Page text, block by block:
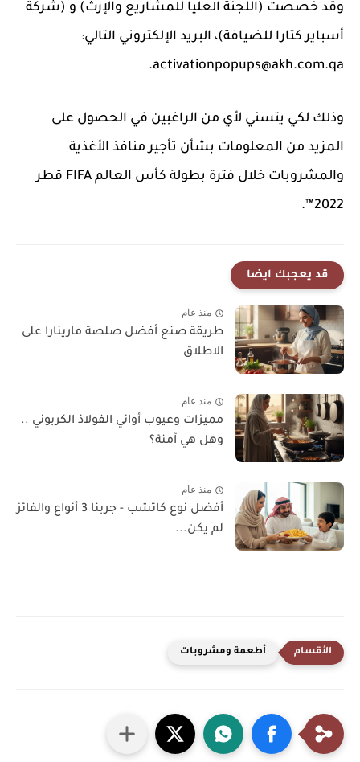
وقد خصصت (اللجنة العليا للمشاريع والإرث) و (شركة
أسباير كتارا للضيافة)، البريد الإلكتروني التالي:
activationpopups@akh.com.qa.
وذلك لكي يتسني لأي من الراغبين في الحصول على
المزيد من المعلومات بشأن تأجير منافذ الأغذية
والمشروبات خلال فترة بطولة كأس العالم FIFA قطر
2022™.
قد يعجبك ايضا
منذ عام
طريقة صنع أفضل صلصة مارينارا على
الاطلاق
منذ عام
مميزات وعيوب أواني الفولاذ الكربوني ..
وهل هي آمنة؟
منذ عام
أفضل نوع كاتشب - جربنا 3 أنواع والفائز
لم يكن...
أطعمة ومشروبات